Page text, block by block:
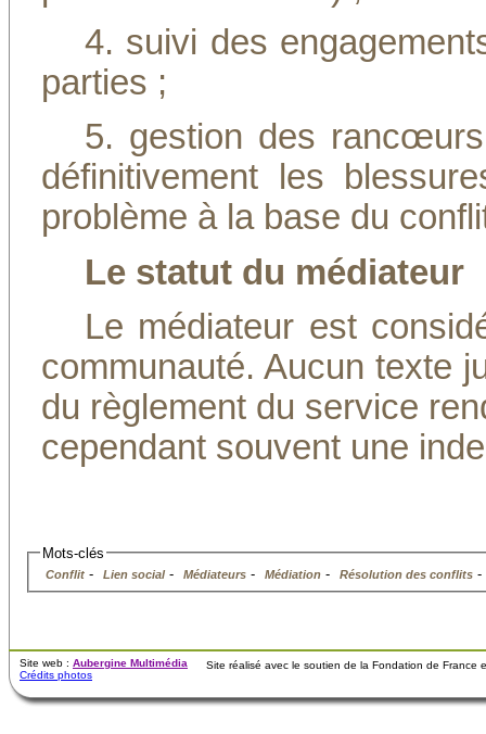
4. suivi des
parties ;
5. gestion des
définitivement les
problème à la base du
Le statut du médiateur
Le médiateur est
communauté. Aucun texte
du règlement du service
cependant souvent une
Mots-clés
Conflit- Lien social- Médiateurs- Médiation- Résolution des conflits-
Site web : Aubergine Multimédia
Crédits photos
Site réalisé avec le soutien de la Fondation de France